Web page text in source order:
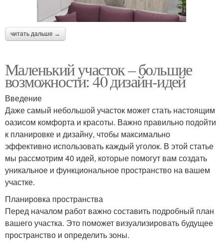
читать дальше →
Маленький участок – большие
возможности: 40 дизайн-идей
Введение
Даже самый небольшой участок может стать настоящим
оазисом комфорта и красоты. Важно правильно подойти
к планировке и дизайну, чтобы максимально
эффективно использовать каждый уголок. В этой статье
мы рассмотрим 40 идей, которые помогут вам создать
уникальное и функциональное пространство на вашем
участке.
Планировка пространства
Перед началом работ важно составить подробный план
вашего участка. Это поможет визуализировать будущее
пространство и определить зоны.